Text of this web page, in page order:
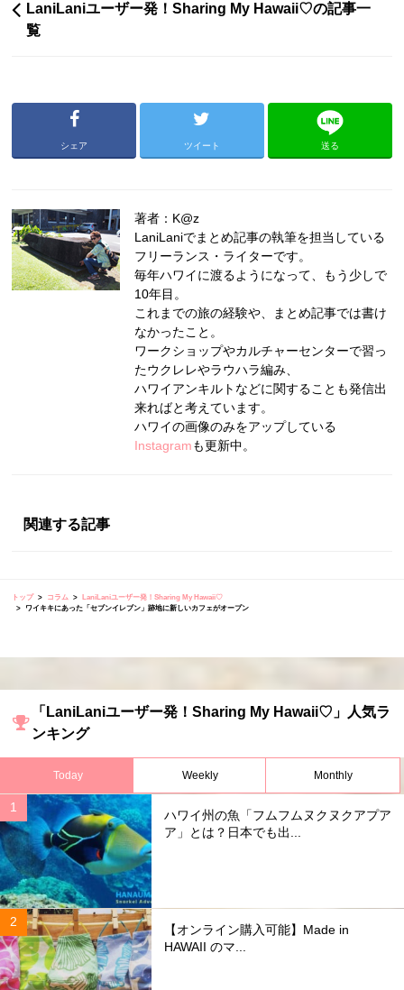
LaniLaniユーザー発！Sharing My Hawaii♡の記事一
覧
シェア ツイート 送る
著者：K@z
LaniLaniでまとめ記事の執筆を担当している
フリーランス・ライターです。
毎年ハワイに渡るようになって、もう少しで
10年目。
これまでの旅の経験や、まとめ記事では書け
なかったこと。
ワークショップやカルチャーセンターで習っ
たウクレレやラウハラ編み、
ハワイアンキルトなどに関することも発信出
来ればと考えています。
ハワイの画像のみをアップしている
Instagramも更新中。
関連する記事
トップ コラム
LaniLaniユーザー発！Sharing My Hawaii♡
ワイキキにあった「セブンイレブン」跡地に新しいカフェがオープン
「LaniLaniユーザー発！Sharing My Hawaii♡」人気ラ
ンキング
Today Weekly Monthly
ハワイ州の魚「フムフムヌクヌクアプア
ア」とは？日本でも出...
【オンライン購入可能】Made in
HAWAII のマ...